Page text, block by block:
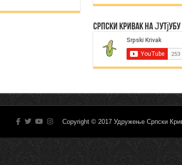
Српски Кривак на Јутјубу
Copyright © 2017 Удружење Српски